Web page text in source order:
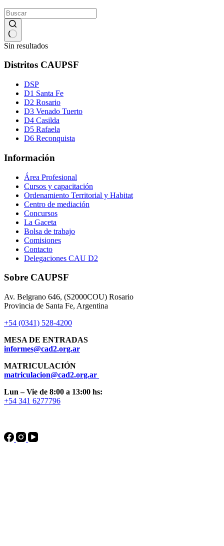
Sin resultados
Distritos CAUPSF
DSP
D1 Santa Fe
D2 Rosario
D3 Venado Tuerto
D4 Casilda
D5 Rafaela
D6 Reconquista
Información
Área Profesional
Cursos y capacitación
Ordenamiento Territorial y Habitat
Centro de mediación
Concursos
La Gaceta
Bolsa de trabajo
Comisiones
Contacto
Delegaciones CAU D2
Sobre CAUPSF
Av. Belgrano 646, (S2000COU) Rosario
Provincia de Santa Fe, Argentina
+54 (0341) 528-4200
MESA DE ENTRADAS
informes@cad2.org.ar
MATRICULACIÓN
matriculacion@cad2.org.ar
Lun – Vie de 8:00 a 13:00 hs:
+54 341 6277796